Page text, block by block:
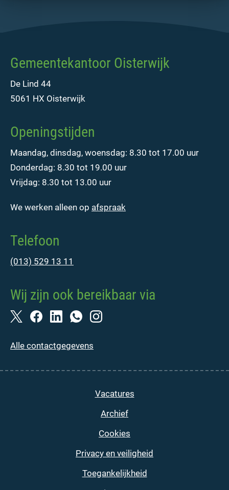
Gemeentekantoor Oisterwijk
De Lind 44
5061 HX Oisterwijk
Openingstijden
Maandag, dinsdag, woensdag: 8.30 tot 17.00 uur
Donderdag: 8.30 tot 19.00 uur
Vrijdag: 8.30 tot 13.00 uur
We werken alleen op afspraak
Telefoon
(013) 529 13 11
Wij zijn ook bereikbaar via
Alle contactgegevens
Vacatures
Archief
Cookies
Privacy en veiligheid
Toegankelijkheid